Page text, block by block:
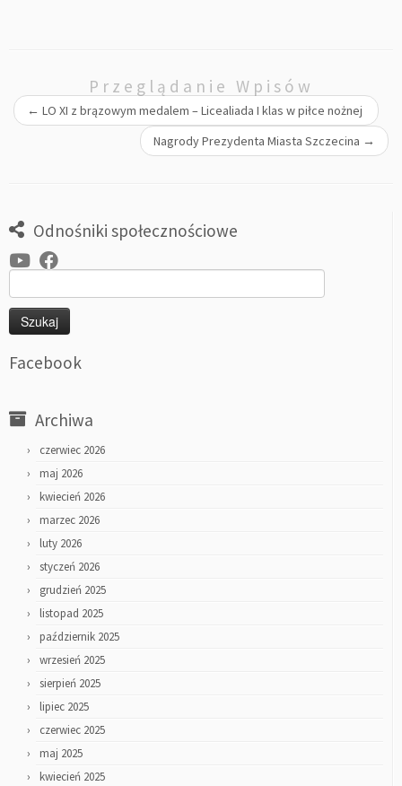
Przeglądanie Wpisów
← LO XI z brązowym medalem – Licealiada I klas w piłce nożnej
Nagrody Prezydenta Miasta Szczecina →
Odnośniki społecznościowe
Facebook
Archiwa
czerwiec 2026
maj 2026
kwiecień 2026
marzec 2026
luty 2026
styczeń 2026
grudzień 2025
listopad 2025
październik 2025
wrzesień 2025
sierpień 2025
lipiec 2025
czerwiec 2025
maj 2025
kwiecień 2025